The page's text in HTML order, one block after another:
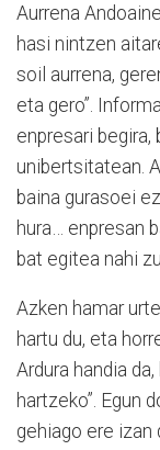
Aurrena
hasi nintzen
soil aurrena,
eta gero”.
enpresari begira,
unibertsitatean.
baina gurasoei
hura… enpresan
bat egitea nahi
Azken hamar
hartu du, eta
Ardura handia
hartzeko”. Egun
gehiago ere izan